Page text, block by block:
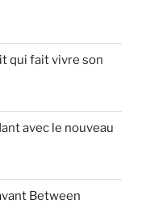
qui fait vivre son
avec le nouveau
Between